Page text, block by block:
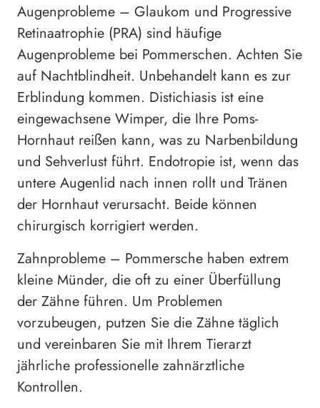
Augenprobleme – Glaukom und Progressive
Retinaatrophie (PRA) sind häufige
Augenprobleme bei Pommerschen. Achten Sie
auf Nachtblindheit. Unbehandelt kann es zur
Erblindung kommen. Distichiasis ist eine
eingewachsene Wimper, die Ihre Poms-
Hornhaut reißen kann, was zu Narbenbildung
und Sehverlust führt. Endotropie ist, wenn das
untere Augenlid nach innen rollt und Tränen
der Hornhaut verursacht. Beide können
chirurgisch korrigiert werden.
Zahnprobleme – Pommersche haben extrem
kleine Münder, die oft zu einer Überfüllung
der Zähne führen. Um Problemen
vorzubeugen, putzen Sie die Zähne täglich
und vereinbaren Sie mit Ihrem Tierarzt
jährliche professionelle zahnärztliche
Kontrollen.